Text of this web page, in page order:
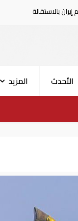
الأحدث
المزيد